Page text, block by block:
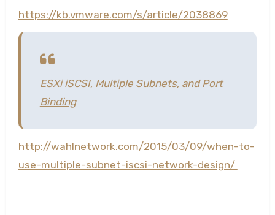
https://kb.vmware.com/s/article/2038869
ESXi iSCSI, Multiple Subnets, and Port
Binding
http://wahlnetwork.com/2015/03/09/when-to-
use-multiple-subnet-iscsi-network-design/